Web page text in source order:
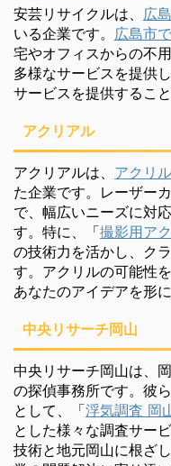
安芸リサイクルは、 広
いる企業です。 広島市
宅やオフィスからの不
多様なサービスを提供
サービスを提供するこ
アクリアル
アクリアルは、 アクリ
た企業です。レーザー
で、幅広いニーズに対
す。特に、「撮影用ア
の技術力を活かし、ク
す。アクリルの可能性
あなたのアイデアを形
中央リサーチ岡山
中央リサーチ岡山は、
の探偵事務所です。彼
として、「浮気調査 岡
とした様々な調査サー
技術と地元岡山に根ざ